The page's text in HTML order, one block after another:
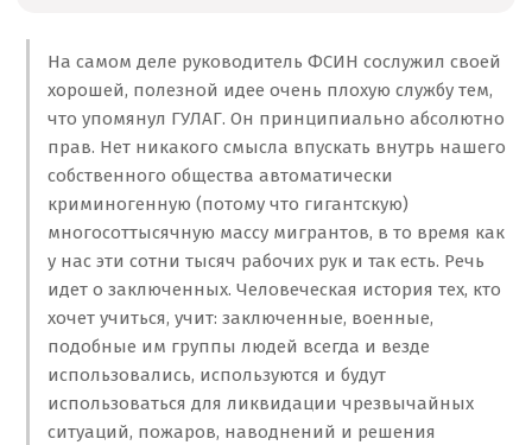
На самом деле руководитель ФСИН сослужил своей
хорошей, полезной идее очень плохую службу тем,
что упомянул ГУЛАГ. Он принципиально абсолютно
прав. Нет никакого смысла впускать внутрь нашего
собственного общества автоматически
криминогенную (потому что гигантскую)
многосоттысячную массу мигрантов, в то время как
у нас эти сотни тысяч рабочих рук и так есть. Речь
идет о заключенных. Человеческая история тех, кто
хочет учиться, учит: заключенные, военные,
подобные им группы людей всегда и везде
использовались, используются и будут
использоваться для ликвидации чрезвычайных
ситуаций, пожаров, наводнений и решения